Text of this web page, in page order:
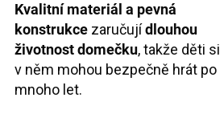
Kvalitní materiál a pevná
konstrukcezaručujídlouhou
životnost domečku, takže děti si
v něm mohou bezpečně hrát po
mnoho let.